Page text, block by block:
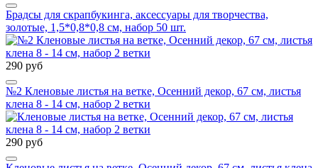
Брадсы для скрапбукинга, аксессуары для творчества,
золотые, 1,5*0,8*0,8 см, набор 50 шт.
290 руб
№2 Кленовые листья на ветке, Осенний декор, 67 см, листья
клена 8 - 14 см, набор 2 ветки
290 руб